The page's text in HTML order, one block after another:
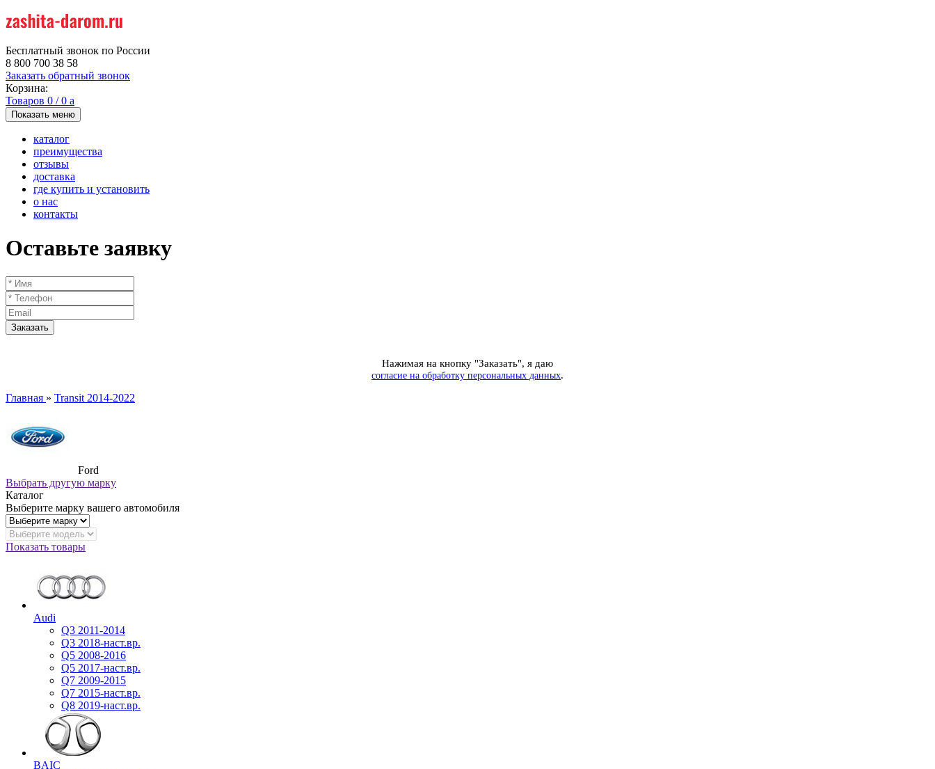
Бесплатный звонок по России
8 800 700 38 58
Заказать обратный звонок
Корзина:
Товаров 0 /0 a
Показать меню
каталог
преимущества
отзывы
доставка
где купить и установить
о нас
контакты
Оставьте заявку
Нажимая на кнопку "Заказать", я даю
согласие на обработку персональных данных.
Главная » Transit 2014-2022
Ford
Выбрать другую марку
Каталог
Выберите марку вашего автомобиля
Показать товары
Audi
Q3 2011-2014
Q3 2018-наст.вр.
Q5 2008-2016
Q5 2017-наст.вр.
Q7 2009-2015
Q7 2015-наст.вр.
Q8 2019-наст.вр.
BAIC